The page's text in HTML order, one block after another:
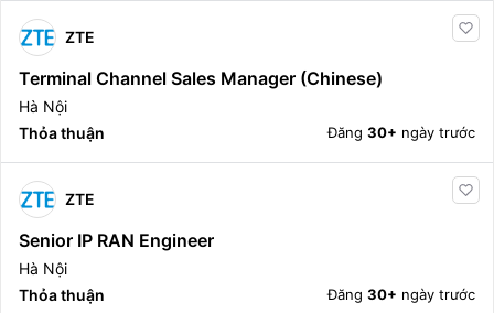
ZTE
Terminal Channel Sales Manager (Chinese)
Hà Nội
Thỏa thuận
Đăng 30+ ngày trước
ZTE
Senior IP RAN Engineer
Hà Nội
Thỏa thuận
Đăng 30+ ngày trước